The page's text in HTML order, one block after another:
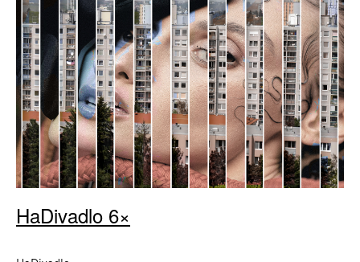
HaDivadlo 6×